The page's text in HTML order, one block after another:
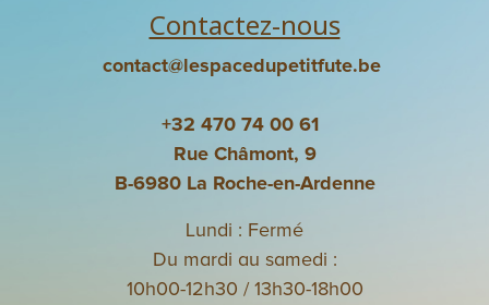
Contactez-nous
contact@lespacedupetitfute.be
+32 470 74 00 61
Rue Châmont, 9
B-6980 La Roche-en-Ardenne
Lundi : Fermé
Du mardi au samedi :
10h00-12h30 / 13h30-18h00